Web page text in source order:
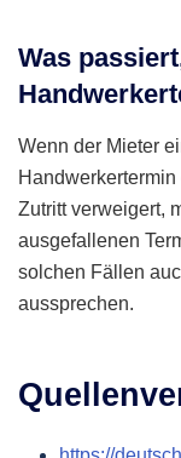
Was
Wenn der Mieter
Zutritt verweigert,
ausgefallenen
solchen Fällen
aussprechen.